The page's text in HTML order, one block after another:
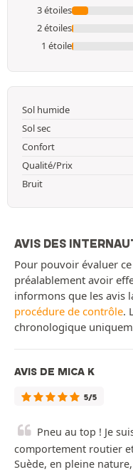
3 étoiles
2 étoiles
1 étoile
Sol humide
Sol sec
Confort
Qualité/Prix
Bruit
AVIS DES
Pour pouvoir évaluer
préalablement avoir
informons que les avis
procédure de contrôle.
chronologique
AVIS DE MICA K
5/5
Pneu au top ! Je
comportement routier
Suède, en pleine